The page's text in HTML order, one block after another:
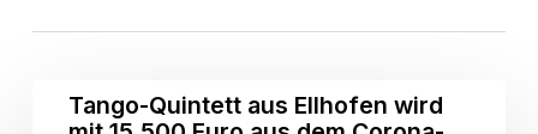
Tango-
QuintettTango-Quintett aus Ellhofen wird